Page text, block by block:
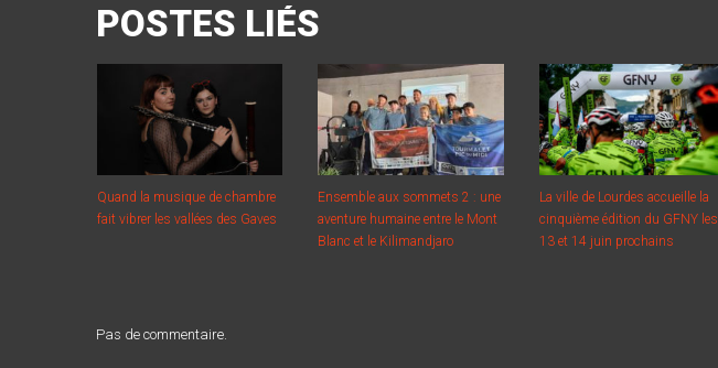
POSTES LIÉS
Quand la musique de chambre
fait vibrer les vallées des Gaves
Ensemble aux sommets 2 : une
aventure humaine entre le Mont
Blanc et le Kilimandjaro
La ville de Lourdes accueille la
cinquième édition du GFNY les
13 et 14 juin prochains
Pas de commentaire.